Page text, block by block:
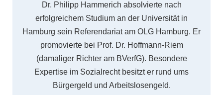
Dr. Philipp Hammerich absolvierte nach
erfolgreichem Studium an der Universität in
Hamburg sein Referendariat am OLG Hamburg. Er
promovierte bei Prof. Dr. Hoffmann-Riem
(damaliger Richter am BVerfG). Besondere
Expertise im Sozialrecht besitzt er rund ums
Bürgergeld und Arbeitslosengeld.